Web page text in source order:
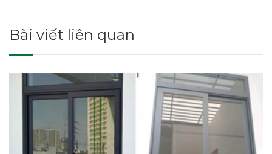
Bài viết liên quan